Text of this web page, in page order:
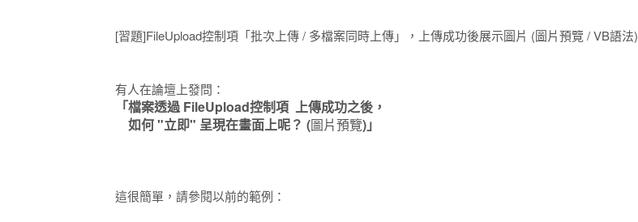
[習題]FileUpload控制項「批次上傳 / 多檔案同時上傳」，上傳成功後展示圖片 (圖片預覽 / VB語法)
有人在論壇上發問：
「檔案透過 FileUpload控制項 上傳成功之後，
如何 "立即" 呈現在畫面上呢？ (圖片預覽)」
這很簡單，請參閱以前的範例：